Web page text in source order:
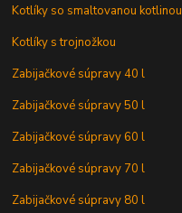
Kotlíky so smaltovanou kotlinou
Kotlíky s trojnožkou
Zabijačkové súpravy 40 l
Zabijačkové súpravy 50 l
Zabijačkové súpravy 60 l
Zabijačkové súpravy 70 l
Zabijačkové súpravy 80 l